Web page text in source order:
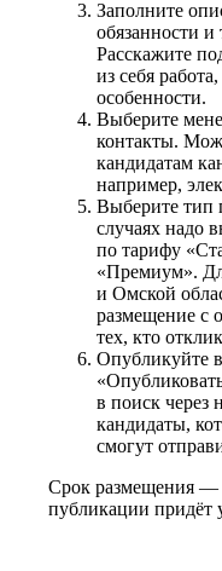
Заполните
обязанности и
Расскажите
из себя
особенности.
Выберите
контакты.
кандидатам
например,
Выберите тип
случаях надо
по тарифу
«Премиум».
и Омской
размещение с
тех, кто
Опубликуйте
в поиск через
кандидаты,
смогут
Срок размещения —
публикации придёт